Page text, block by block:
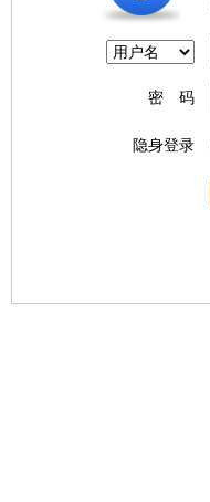
密 码
隐身登录